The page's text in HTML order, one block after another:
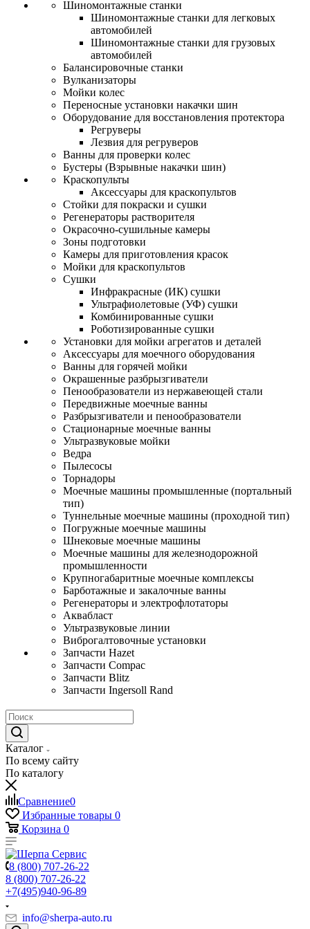
Шиномонтажные станки
Шиномонтажные станки для легковых
автомобилей
Шиномонтажные станки для грузовых
автомобилей
Балансировочные станки
Вулканизаторы
Мойки колес
Переносные установки накачки шин
Оборудование для восстановления протектора
Регруверы
Лезвия для регруверов
Ванны для проверки колес
Бустеры (Взрывные накачки шин)
Краскопульты
Аксессуары для краскопультов
Стойки для покраски и сушки
Регенераторы растворителя
Окрасочно-сушильные камеры
Зоны подготовки
Камеры для приготовления красок
Мойки для краскопультов
Сушки
Инфракрасные (ИК) сушки
Ультрафиолетовые (УФ) сушки
Комбинированные сушки
Роботизированные сушки
Установки для мойки агрегатов и деталей
Аксессуары для моечного оборудования
Ванны для горячей мойки
Окрашенные разбрызгиватели
Пенообразователи из нержавеющей стали
Передвижные моечные ванны
Разбрызгиватели и пенообразователи
Стационарные моечные ванны
Ультразвуковые мойки
Ведра
Пылесосы
Торнадоры
Моечные машины промышленные (портальный
тип)
Туннельные моечные машины (проходной тип)
Погружные моечные машины
Шнековые моечные машины
Моечные машины для железнодорожной
промышленности
Крупногабаритные моечные комплексы
Барботажные и закалочные ванны
Регенераторы и электрофлотаторы
Аквабласт
Ультразвуковые линии
Виброгалтовочные установки
Запчасти Hazet
Запчасти Compac
Запчасти Blitz
Запчасти Ingersoll Rand
Каталог
По всему сайту
По каталогу
Сравнение0
Избранные товары 0
Корзина 0
8 (800) 707-26-22
8 (800) 707-26-22
+7(495)940-96-89
info@sherpa-auto.ru